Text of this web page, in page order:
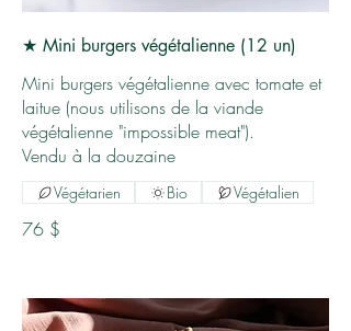
★ Mini burgers végétalienne (12 un)
Mini burgers végétalienne avec tomate et
laitue (nous utilisons de la viande
végétalienne "impossible meat").
Vendu à la douzaine
76 $
Végétarien Bio Végétalien